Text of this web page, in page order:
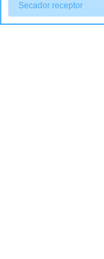
Secador receptor